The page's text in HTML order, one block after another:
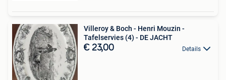
Villeroy & Boch - Henri Mouzin -
Tafelservies (4) - DE JACHT
€ 23,00 Details